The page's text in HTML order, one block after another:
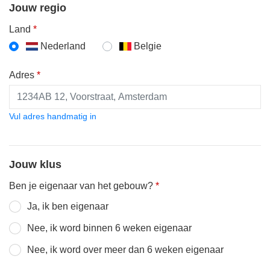
Jouw regio
Land *
Nederland
Belgie
Adres *
Vul adres handmatig in
Jouw klus
Ben je eigenaar van het gebouw? *
Ja, ik ben eigenaar
Nee, ik word binnen 6 weken eigenaar
Nee, ik word over meer dan 6 weken eigenaar